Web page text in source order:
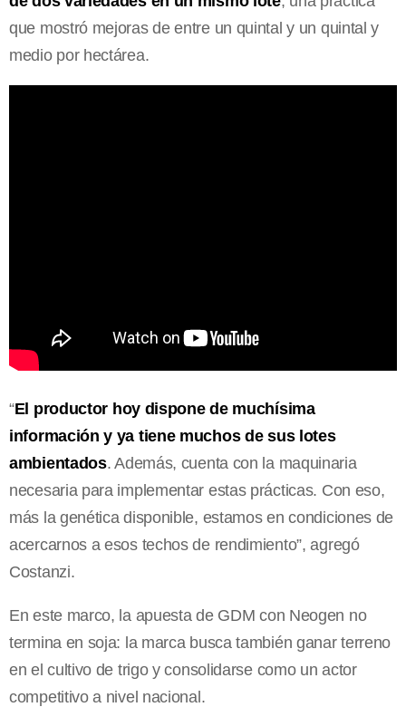
que mostró mejoras de entre un quintal y un quintal y
medio por hectárea.
“El productor hoy dispone de muchísima
información y ya tiene muchos de sus lotes
ambientados. Además, cuenta con la maquinaria
necesaria para implementar estas prácticas. Con eso,
más la genética disponible, estamos en condiciones de
acercarnos a esos techos de rendimiento”, agregó
Costanzi.
En este marco, la apuesta de GDM con Neogen no
termina en soja: la marca busca también ganar terreno
en el cultivo de trigo y consolidarse como un actor
competitivo a nivel nacional.